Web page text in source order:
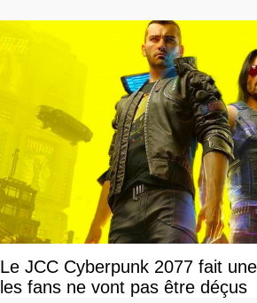
Le JCC Cyberpunk 2077 fait
les fans ne vont pas être déçus